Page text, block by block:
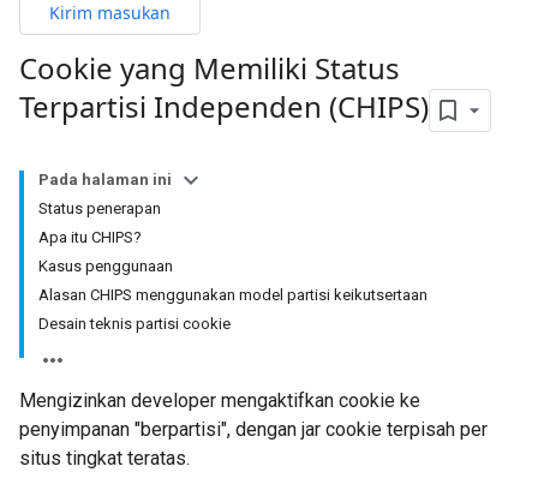
Kirim masukan
Cookie yang Memiliki Status
Terpartisi Independen (CHIPS)
Pada halaman ini
Status penerapan
Apa itu CHIPS?
Kasus penggunaan
Alasan CHIPS menggunakan model partisi keikutsertaan
Desain teknis partisi cookie
Mengizinkan developer mengaktifkan cookie ke
penyimpanan "berpartisi", dengan jar cookie terpisah per
situs tingkat teratas.